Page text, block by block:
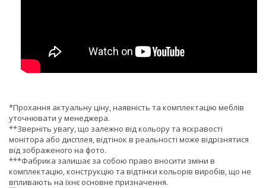
*Прохання актуальну ціну, наявність та комплектацію меблів
уточнювати у менеджера.
**Зверніть увагу, що залежно від кольору та яскравості
монітора або дисплея, відтінок в реальності може відрізнятися
від зображеного на фото.
***Фабрика залишає за собою право вносити зміни в
комплектацію, конструкцію та відтінки кольорів виробів, що не
впливають на їхнє основне призначення.